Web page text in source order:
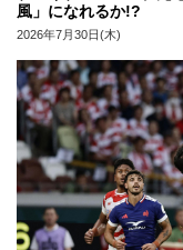
風」になれるか!?
2026年7月30日(木)